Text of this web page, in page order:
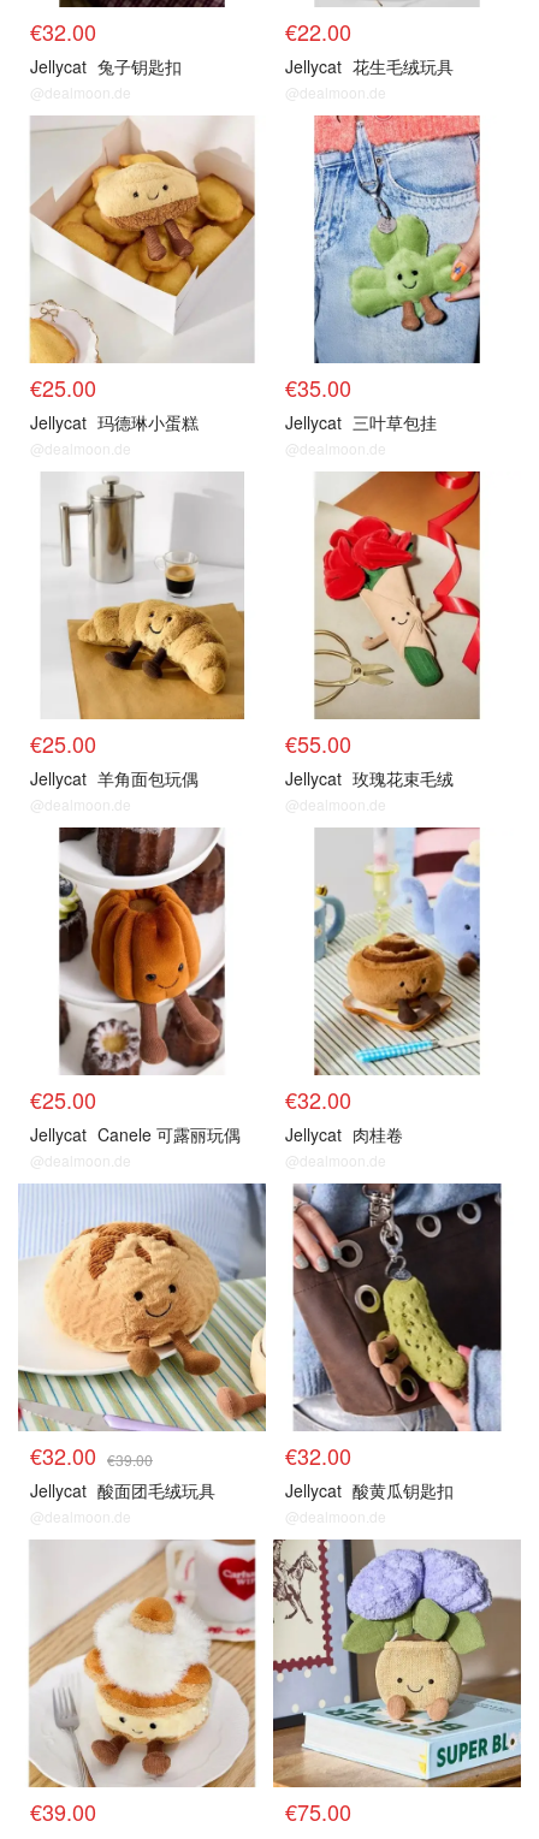
€32.00
Jellycat 兔子钥匙扣
@dealmoon.de
€22.00
Jellycat 花生毛绒玩具
@dealmoon.de
€25.00
Jellycat 玛德琳小蛋糕
@dealmoon.de
€35.00
Jellycat 三叶草包挂
@dealmoon.de
€25.00
Jellycat 羊角面包玩偶
@dealmoon.de
€55.00
Jellycat 玫瑰花束毛绒
@dealmoon.de
€25.00
Jellycat Canele 可露丽玩偶
@dealmoon.de
€32.00
Jellycat 肉桂卷
@dealmoon.de
€32.00 €39.00
Jellycat 酸面团毛绒玩具
@dealmoon.de
€32.00
Jellycat 酸黄瓜钥匙扣
@dealmoon.de
€39.00 €75.00